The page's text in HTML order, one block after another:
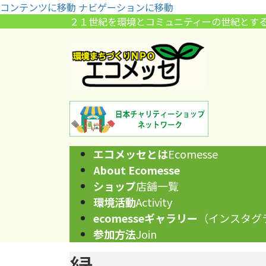
コンテンツに移動 ナビゲーションに移動
２１世紀を環境とコミュニティーの世紀とす
エコメッセとはEcomesse
About Ecomesse
ショップ店舗一覧
環境活動Activity
ecomesseギャラリー （インスタグ
参加方法Join